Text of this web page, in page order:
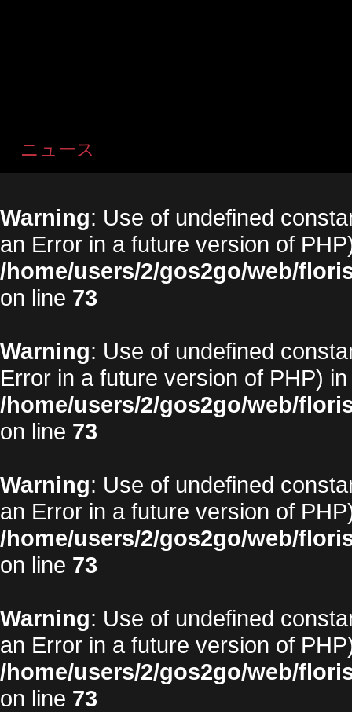
ニュース
Warning: Use of undefined
an Error in a future version of
/home/users/2/gos2go/web/
on line 73
Warning: Use of undefined
Error in a future version of PHP) in
/home/users/2/gos2go/web/
on line 73
Warning: Use of undefined
an Error in a future version of
/home/users/2/gos2go/web/
on line 73
Warning: Use of undefined
an Error in a future version of
/home/users/2/gos2go/web/
on line 73